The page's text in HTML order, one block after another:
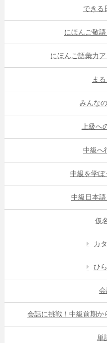
できる
にほんご敬
にほんご語彙力
ま
みんな
上級へ
中級へ
中級を学ぼ
中級日本
仮
カ
ひ
会話に挑戦！中級前期か
単